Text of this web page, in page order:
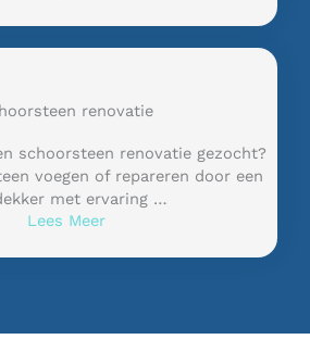
renovatie
schoorsteen renovatie gezocht?
voegen of repareren door een
met ervaring …
Lees Meer